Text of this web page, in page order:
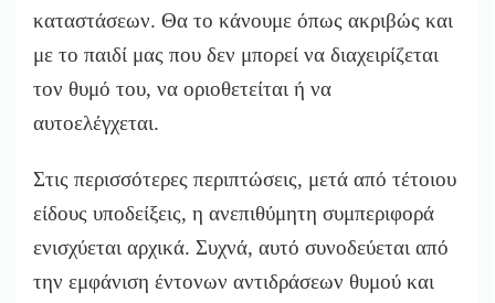
καταστάσεων. Θα το κάνουμε όπως ακριβώς και
με το παιδί μας που δεν μπορεί να διαχειρίζεται
τον θυμό του, να οριοθετείται ή να
αυτοελέγχεται.
Στις περισσότερες περιπτώσεις, μετά από τέτοιου
είδους υποδείξεις, η ανεπιθύμητη συμπεριφορά
ενισχύεται αρχικά. Συχνά, αυτό συνοδεύεται από
την εμφάνιση έντονων αντιδράσεων θυμού και